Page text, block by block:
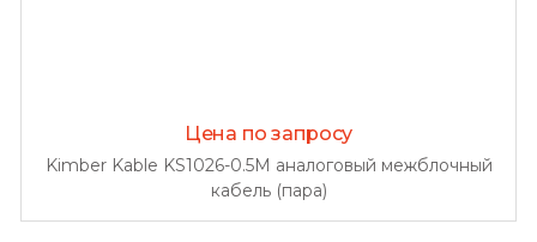
Цена по запросу
Kimber Kable KS1026-0.5M аналоговый межблочный
кабель (пара)